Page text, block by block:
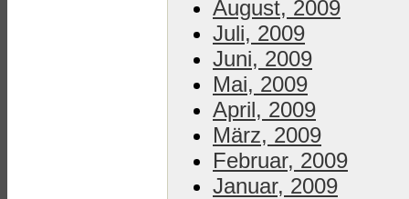
August, 2009
Juli, 2009
Juni, 2009
Mai, 2009
April, 2009
März, 2009
Februar, 2009
Januar, 2009